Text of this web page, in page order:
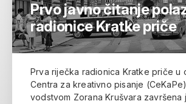
Prvo javno čitanje
radionice Kratke priče
Prva riječka radionica Kratke priče u
Centra za kreativno pisanje
vodstvom Zorana Krušvara završena